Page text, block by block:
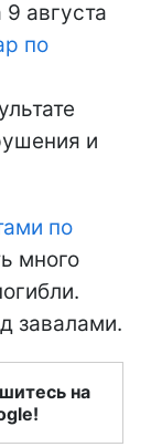
августа
по
и
по
много
завалами.
на